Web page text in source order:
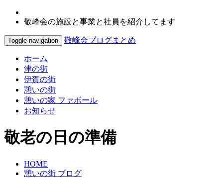
敬峰会の施設と事業と社員を紹介してます
Toggle navigation 敬峰会ブログまとめ
ホーム
津の街
伊賀の街
憩いの街
憩いの家 ファボール
お知らせ
敬老の日の準備
HOME
憩いの街 ブログ